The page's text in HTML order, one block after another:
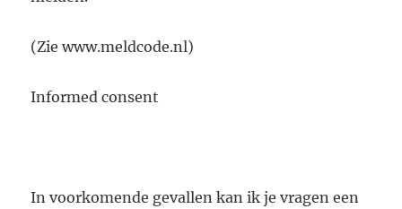
(Zie www.meldcode.nl)
Informed consent
In voorkomende gevallen kan ik je vragen een